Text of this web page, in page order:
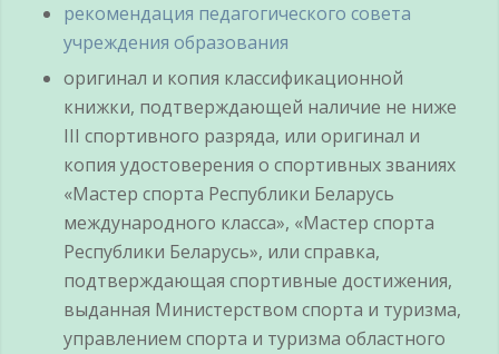
рекомендация педагогического совета
учреждения образования
оригинал и копия классификационной
книжки, подтверждающей наличие не ниже
III спортивного разряда, или оригинал и
копия удостоверения о спортивных званиях
«Мастер спорта Республики Беларусь
международного класса», «Мастер спорта
Республики Беларусь», или справка,
подтверждающая спортивные достижения,
выданная Министерством спорта и туризма,
управлением спорта и туризма областного